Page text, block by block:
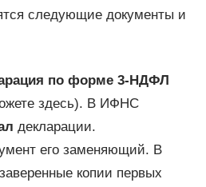
следующие документы и
по форме 3-НДФЛ
здесь). В ИФНС
декларации.
его заменяющий. В
копии первых